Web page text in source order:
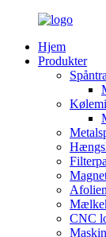
Hjem
Produkter
CNC